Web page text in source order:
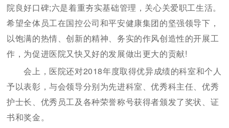
院良好口碑;六是着重夯实基础管理，关心关爱职工生活。
希望全体员工在国控公司和平安健康集团的坚强领导下，
以饱满的热情、创新的精神、务实的作风创造性的开展工
作，为促进医院又快又好的发展做出更大的贡献!
会上，医院还对2018年度取得优异成绩的科室和个人
予以表彰，与会领导分别为先进科室、优秀科主任、优秀
护士长、优秀员工及各种荣誉称号获得者颁发了奖状、证
书和奖金。